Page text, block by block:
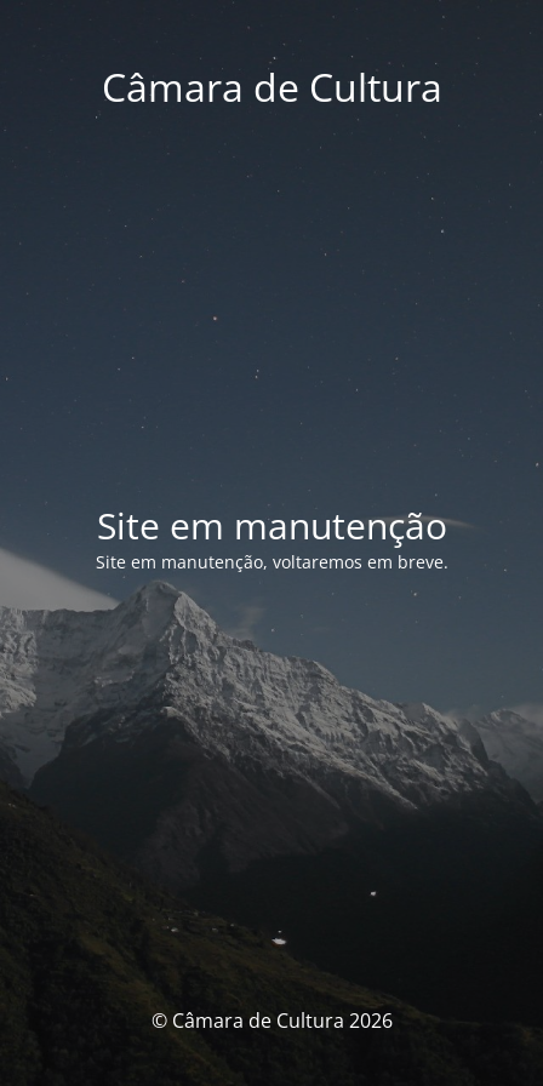
Câmara de Cultura
Site em manutenção
Site em manutenção, voltaremos em breve.
© Câmara de Cultura 2026